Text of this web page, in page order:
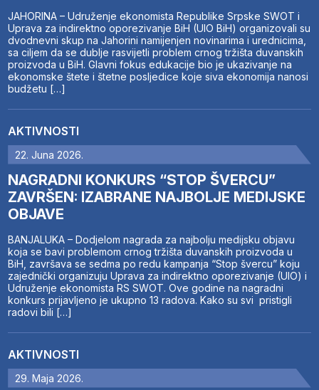
JAHORINA – Udruženje ekonomista Republike Srpske SWOT i
Uprava za indirektno oporezivanje BiH (UIO BiH) organizovali su
dvodnevni skup na Jahorini namijenjen novinarima i urednicima,
sa ciljem da se dublje rasvijetli problem crnog tržišta duvanskih
proizvoda u BiH. Glavni fokus edukacije bio je ukazivanje na
ekonomske štete i štetne posljedice koje siva ekonomija nanosi
budžetu […]
AKTIVNOSTI
22. Juna 2026.
NAGRADNI KONKURS “STOP ŠVERCU”
ZAVRŠEN: IZABRANE NAJBOLJE MEDIJSKE
OBJAVE
BANJALUKA – Dodjelom nagrada za najbolju medijsku objavu
koja se bavi problemom crnog tržišta duvanskih proizvoda u
BiH, završava se sedma po redu kampanja “Stop švercu” koju
zajednički organizuju Uprava za indirektno oporezivanje (UIO) i
Udruženje ekonomista RS SWOT. Ove godine na nagradni
konkurs prijavljeno je ukupno 13 radova. Kako su svi pristigli
radovi bili […]
AKTIVNOSTI
29. Maja 2026.